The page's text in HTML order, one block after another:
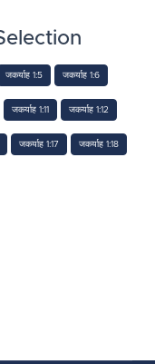
जकर्याह 1:5 जकर्याह 1:6
जकर्याह 1:11 जकर्याह 1:12
जकर्याह 1:17 जकर्याह 1:18